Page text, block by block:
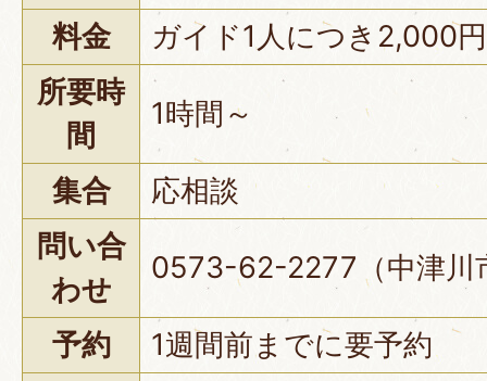
料金
ガイド1人につき2,000円
所要時
間
1時間～
集合
応相談
問い合
わせ
0573-62-2277（中津川
予約
1週間前までに要予約